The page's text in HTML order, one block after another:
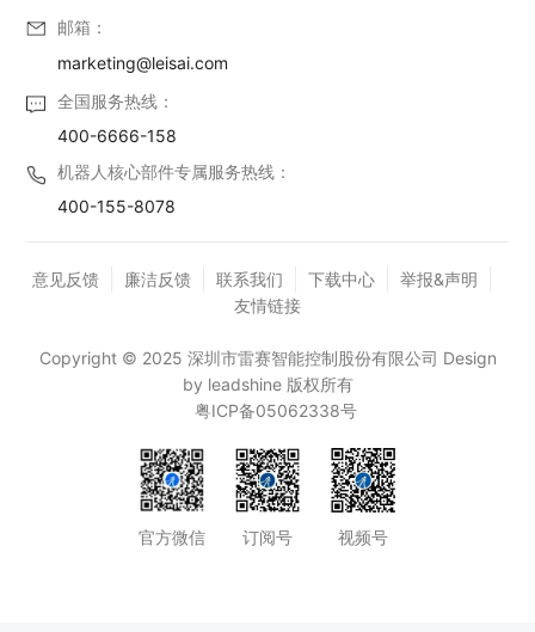
邮箱：
marketing@leisai.com
全国服务热线：
400-6666-158
机器人核心部件专属服务热线：
400-155-8078
意见反馈 廉洁反馈 联系我们 下载中心
举报&声明
友情链接
Copyright © 2025 深圳市雷赛智能控制股份有限公司 Design
by leadshine 版权所有
粤ICP备05062338号
官方微信 订阅号 视频号